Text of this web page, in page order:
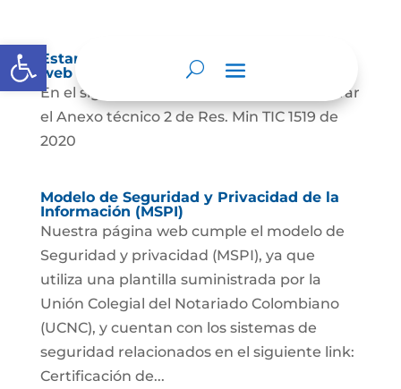
Abrir barra de herramientas
Estandares publicación, sede electrónica
web
En el siguiente documento podrá encontrar
el Anexo técnico 2 de Res. Min TIC 1519 de
2020
Modelo de Seguridad y Privacidad de la
Información (MSPI)
Nuestra página web cumple el modelo de
Seguridad y privacidad (MSPI), ya que
utiliza una plantilla suministrada por la
Unión Colegial del Notariado Colombiano
(UCNC), y cuentan con los sistemas de
seguridad relacionados en el siguiente link:
Certificación de...